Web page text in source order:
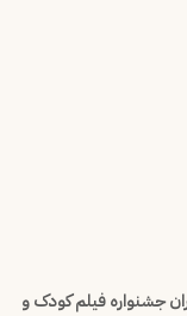
جشنواره فیلم کودک و